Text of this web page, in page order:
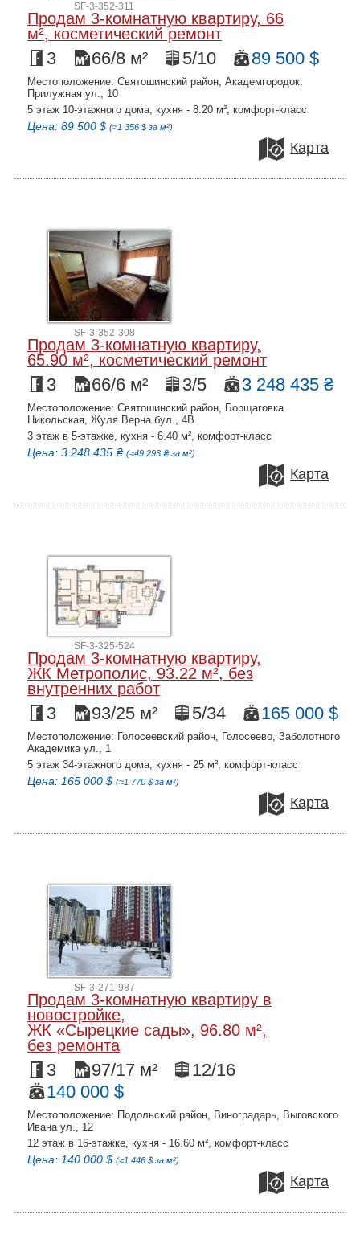
SF-3-352-311
Продам 3-комнатную квартиру, 66
м², косметический ремонт
3 66/8 м² 5/10 89 500 $
Местоположение: Святошинский район, Академгородок,
Прилужная ул., 10
5 этаж 10-этажного дома, кухня - 8.20 м², комфорт-класс
Цена: 89 500 $ (≈1 356 $ за м²)
Карта
SF-3-352-308
Продам 3-комнатную квартиру,
65.90 м², косметический ремонт
3 66/6 м² 3/5 3 248 435 ₴
Местоположение: Святошинский район, Борщаговка
Никольская, Жуля Верна бул., 4В
3 этаж в 5-этажке, кухня - 6.40 м², комфорт-класс
Цена: 3 248 435 ₴ (≈49 293 ₴ за м²)
Карта
SF-3-325-524
Продам 3-комнатную квартиру,
ЖК Метрополис, 93.22 м², без
внутренних работ
3 93/25 м² 5/34 165 000 $
Местоположение: Голосеевский район, Голосеево, Заболотного
Академика ул., 1
5 этаж 34-этажного дома, кухня - 25 м², комфорт-класс
Цена: 165 000 $ (≈1 770 $ за м²)
Карта
SF-3-271-987
Продам 3-комнатную квартиру в
новостройке,
ЖК «Сырецкие сады», 96.80 м²,
без ремонта
3 97/17 м²
12/16
140 000 $
Местоположение: Подольский район, Виноградарь, Выговского
Ивана ул., 12
12 этаж в 16-этажке, кухня - 16.60 м², комфорт-класс
Цена: 140 000 $ (≈1 446 $ за м²)
Карта